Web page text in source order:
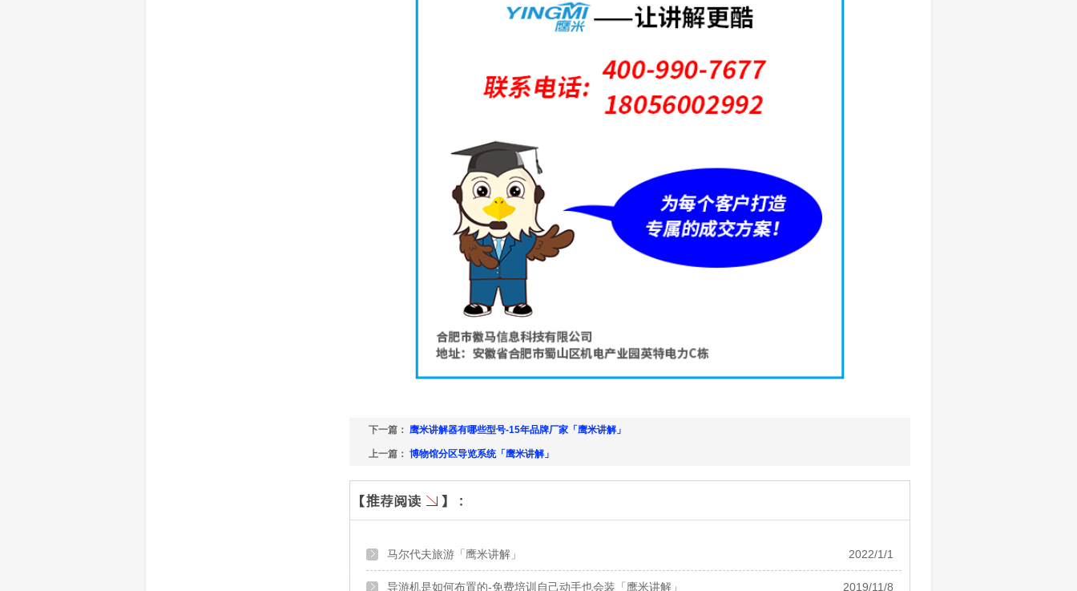
下一篇： 鹰米讲解器有哪些型号-15年品牌厂家「鹰米讲解」
上一篇： 博物馆分区导览系统「鹰米讲解」
2022/1/1
马尔代夫旅游「鹰米讲解」
2019/11/8
导游机是如何布置的-免费培训自己动手也会装「鹰米讲解」